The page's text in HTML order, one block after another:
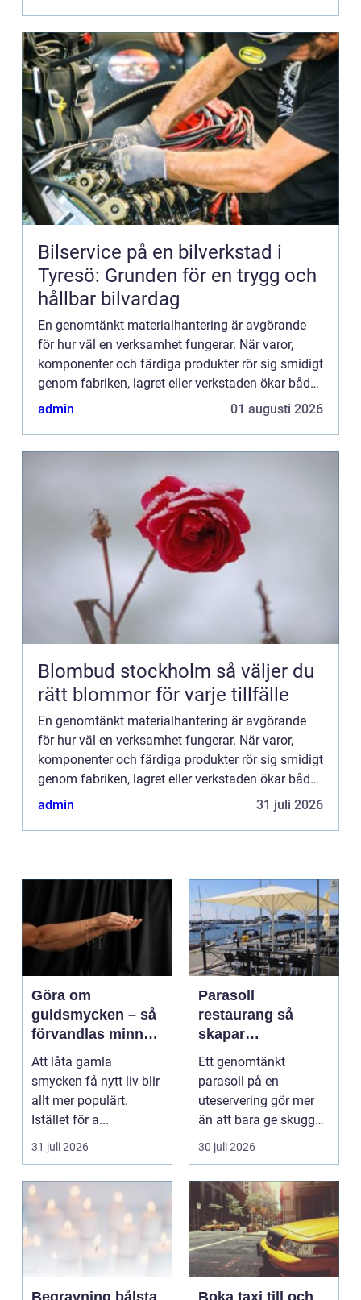
Bilservice på en bilverkstad i
Tyresö: Grunden för en trygg och
hållbar bilvardag
En genomtänkt materialhantering är avgörande
för hur väl en verksamhet fungerar. När varor,
komponenter och färdiga produkter rör sig smidigt
genom fabriken, lagret eller verkstaden ökar både
produktivitet och säkerhet. Samtidigt minskar
admin 01 augusti 2026
Blombud stockholm så väljer du
rätt blommor för varje tillfälle
En genomtänkt materialhantering är avgörande
för hur väl en verksamhet fungerar. När varor,
komponenter och färdiga produkter rör sig smidigt
genom fabriken, lagret eller verkstaden ökar både
produktivitet och säkerhet. Samtidigt minskar
admin 31 juli 2026
Göra om
guldsmycken – så
förvandlas minnen
till nya favoriter
Att låta gamla
smycken få nytt liv blir
allt mer populärt.
Istället för a...
31 juli 2026
Parasoll
restaurang så
skapar
uteserveringen rätt
känsla året runt
Ett genomtänkt
parasoll på en
uteservering gör mer
än att bara ge skugga.
Det påverkar hur länge
30 juli 2026